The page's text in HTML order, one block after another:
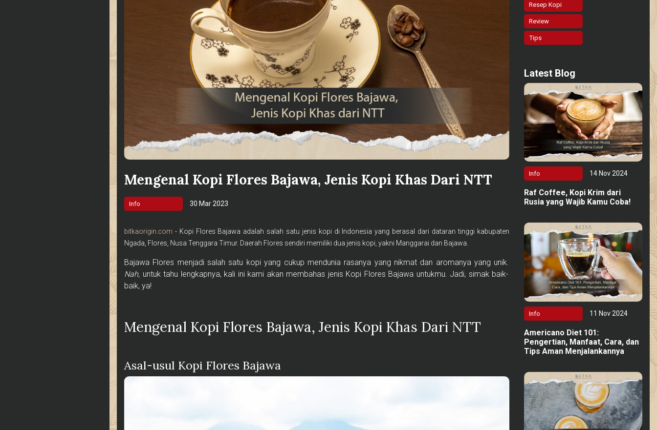
Mengenal Kopi Flores Bajawa, Jenis Kopi Khas Dari NTT
Info 30 Mar 2023
bitkaorigin.com - Kopi Flores Bajawa adalah salah satu jenis kopi di Indonesia yang berasal dari dataran tinggi kabupaten
Ngada, Flores, Nusa Tenggara Timur. Daerah Flores sendiri memiliki dua jenis kopi, yakni Manggarai dan Bajawa.
Bajawa Flores menjadi salah satu kopi yang cukup mendunia rasanya yang nikmat dan aromanya yang unik.
Nah, untuk tahu lengkapnya, kali ini kami akan membahas jenis Kopi Flores Bajawa untukmu. Jadi, simak baik-
baik, ya!
Mengenal Kopi Flores Bajawa, Jenis Kopi Khas Dari NTT
Asal-usul Kopi Flores Bajawa
Resep Kopi
Review
Tips
Latest Blog
Info 14 Nov 2024
Raf Coffee, Kopi Krim dari
Rusia yang Wajib Kamu Coba!
Info 11 Nov 2024
Americano Diet 101:
Pengertian, Manfaat, Cara, dan
Tips Aman Menjalankannya